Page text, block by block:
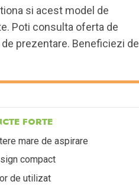
si acest model de
Poti consulta oferta de
prezentare. Beneficiezi de
FORTE
mare de aspirare
compact
de utilizat